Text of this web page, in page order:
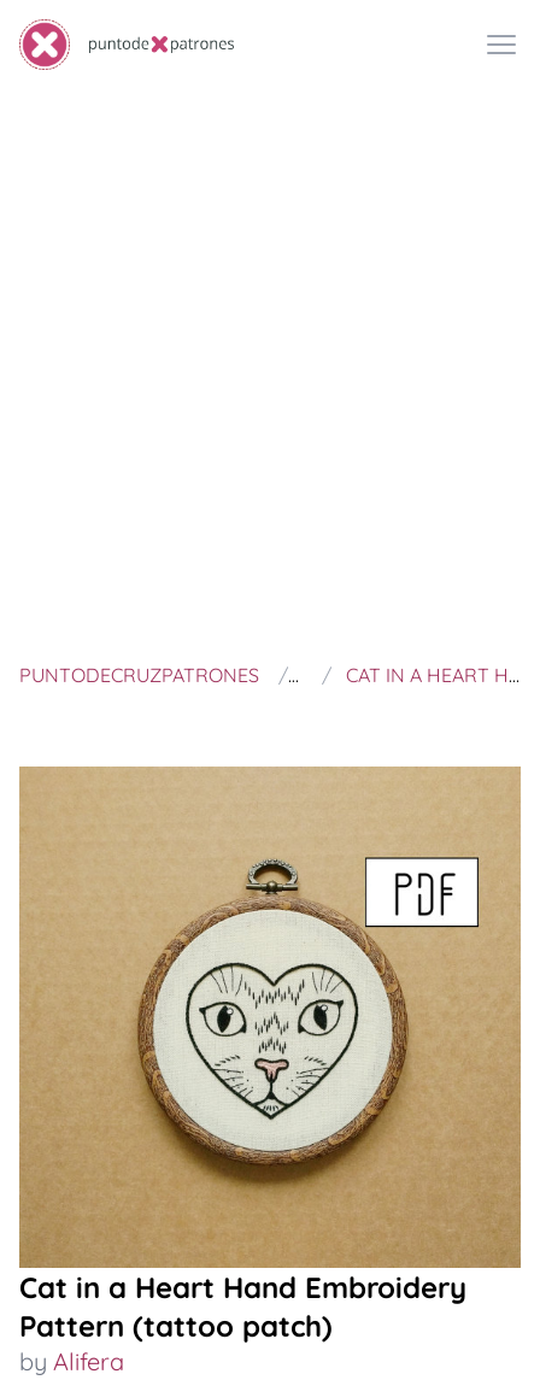
PUNTODECRUZPATRONES ALIFERACAT IN A HEART HAND EMBROIDERY PATTERN (TATTOO PATCH)
Cat in a Heart Hand Embroidery
Pattern (tattoo patch)
by Alifera